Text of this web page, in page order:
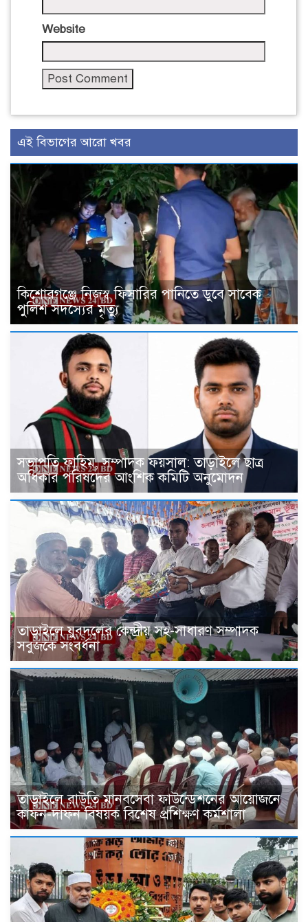
Website
এই বিভাগের আরো খবর
কিশোরগঞ্জে নিজস্ব ফিসারির পানিতে ডুবে সাবেক
পুলিশ সদস্যের মৃত্যু
সভাপতি ফাহিম, সম্পাদক ফয়সাল: তাড়াইলে ছাত্র
অধিকার পরিষদের আংশিক কমিটি অনুমোদন
তাড়াইলে যুবদলের কেন্দ্রীয় সহ-সাধারণ সম্পাদক
সবুজকে সংবর্ধনা
তাড়াইলে রাউতি মানবসেবা ফাউন্ডেশনের আয়োজনে
কাফন-দাফন বিষয়ক বিশেষ প্রশিক্ষণ কর্মশালা